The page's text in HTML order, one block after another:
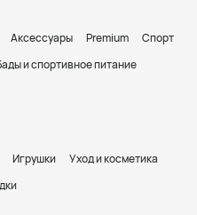
Аксессуары Premium
Спорт
и спортивное питание
Игрушки
Уход и косметика